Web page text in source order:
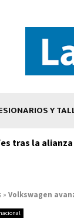
Y
tras la
» Volkswagen